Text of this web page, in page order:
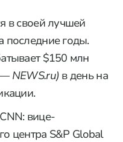
в своей лучшей
последние годы.
$150 млн
NEWS.ru) в день на
вице-
центра S&P Global